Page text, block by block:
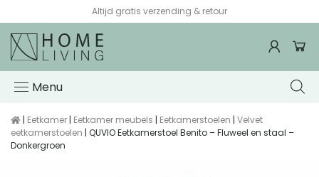
Altijd gratis verzending & retour
Menu
| Eetkamer | Eetkamer meubels | Eetkamerstoelen | Velvet
eetkamerstoelen | QUVIO Eetkamerstoel Benito – Fluweel en staal –
Donkergroen